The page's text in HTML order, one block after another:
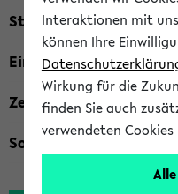
Studienfach
Einrichtung
Zeiten
Sonstiges
Interaktionen mit
können Ihre
Wirkung für die
finden Sie auch
verwendeten